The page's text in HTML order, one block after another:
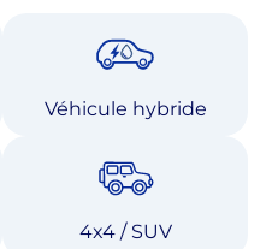
Véhicule hybride
4x4 / SUV